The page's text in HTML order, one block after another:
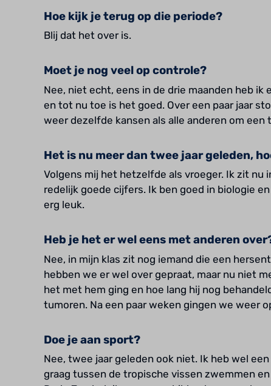
Hoe kijk je terug op die periode?
Blij dat het over is.
Moet je nog veel op controle?
Nee, niet echt, eens in de drie maanden heb ik
en tot nu toe is het goed. Over een paar jaar
weer dezelfde kansen als alle anderen om een
Het is nu meer dan twee jaar geleden,
Volgens mij het hetzelfde als vroeger. Ik zit nu
redelijk goede cijfers. Ik ben goed in biologie
erg leuk.
Heb je het er wel eens met anderen
Nee, in mijn klas zit nog iemand die een
hebben we er wel over gepraat, maar nu niet
het met hem ging en hoe lang hij nog
tumoren. Na een paar weken gingen we weer
Doe je aan sport?
Nee, twee jaar geleden ook niet. Ik heb wel
graag tussen de tropische vissen zwemmen